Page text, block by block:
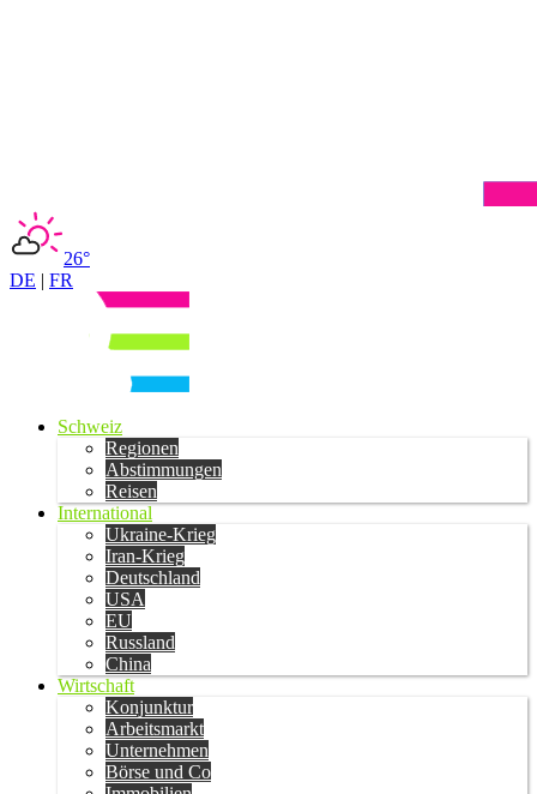
26°
DE | FR
Schweiz
Regionen
Abstimmungen
Reisen
International
Ukraine-Krieg
Iran-Krieg
Deutschland
USA
EU
Russland
China
Wirtschaft
Konjunktur
Arbeitsmarkt
Unternehmen
Börse und Co